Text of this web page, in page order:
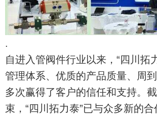
.
自进入管阀件行业以来，“四川拓
管理体系、优质的产品质量、周
多次赢得了客户的信任和支持。
束，“四川拓力泰”已与众多新的